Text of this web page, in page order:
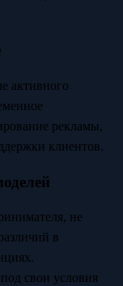
активного
рекламы,
клиентов.
не
в
свои условия